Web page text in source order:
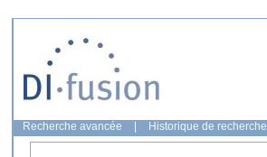
Recherche avancée Historique de recherche